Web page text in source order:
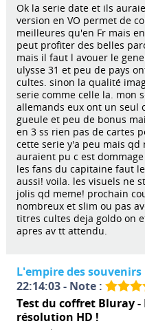
Ok la serie date et ils
version en VO permet de
meilleures qu'en Fr mais
peut profiter des belles
mais il faut l avouer le
ulysse 31 et peu de pays
cultes. sinon la qualité
serie comme celle la. mon
allemands eux ont un seul
gueule et peu de bonus
en 3 ss rien pas de cartes
cette serie y'a peu mais
auraient pu c est
les fans du capitaine faut
aussi! voila. les visuels ne
jolis qd meme! prochain
nombreux et slim ou pas
titres cultes deja goldo on
apres av tt attendu.
L'empire des souvenirs
22:14:03 - Note :
Test du coffret Bluray
résolution HD !